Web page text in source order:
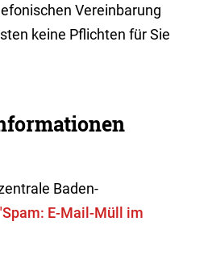
Vereinbarung
keine Pflichten für Sie
Baden-
E-Mail-Müll im